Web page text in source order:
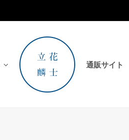
通販サイト